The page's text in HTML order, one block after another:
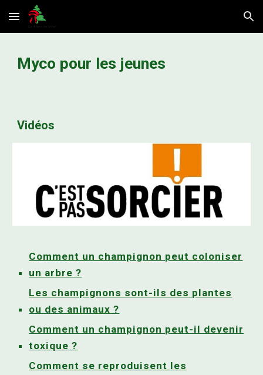
Skip to main content Skip to navigation
Myco pour les jeunes
Vidéos
Comment un champignon peut coloniser
un arbre ?
Les champignons sont-ils des plantes
ou des animaux ?
Comment un champignon peut-il devenir
toxique ?
Comment se reproduisent les